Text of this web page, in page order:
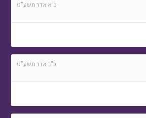
כ"א אדר תשע"ט
כ"ב אדר תשע"ט